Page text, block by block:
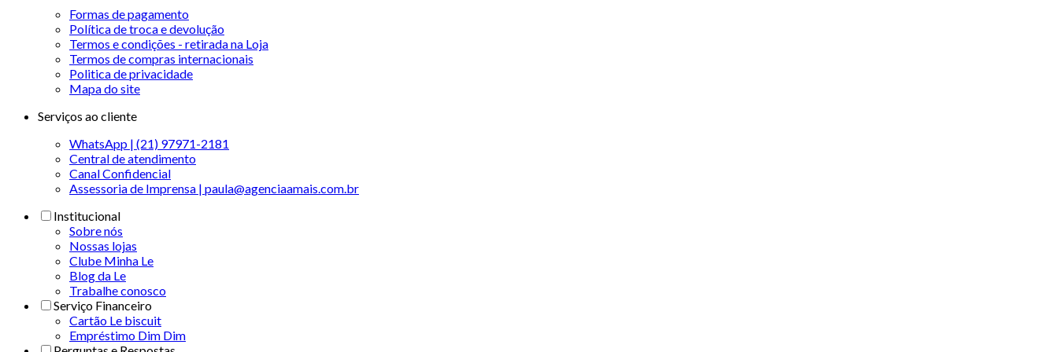
Formas de pagamento
Política de troca e devolução
Termos e condições - retirada na Loja
Termos de compras internacionais
Politica de privacidade
Mapa do site
Serviços ao cliente
WhatsApp | (21) 97971-2181
Central de atendimento
Canal Confidencial
Assessoria de Imprensa | paula@agenciaamais.com.br
Institucional
Sobre nós
Nossas lojas
Clube Minha Le
Blog da Le
Trabalhe conosco
Serviço Financeiro
Cartão Le biscuit
Empréstimo Dim Dim